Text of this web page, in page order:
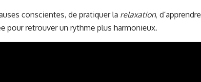
conscientes, de pratiquer la relaxation, d’apprendre
pour retrouver un rythme plus harmonieux.